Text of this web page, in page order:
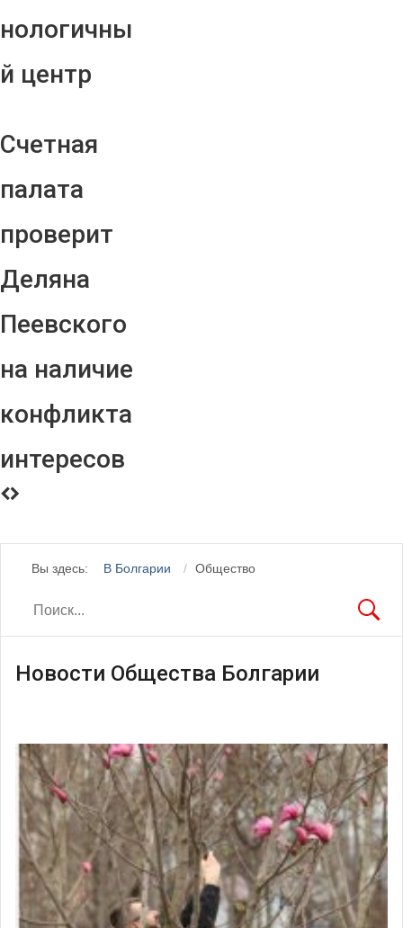
нологичны
й центр
Счетная
палата
проверит
Деляна
Пеевского
на наличие
конфликта
интересов
Вы здесь: В Болгарии Общество
Новости Общества Болгарии